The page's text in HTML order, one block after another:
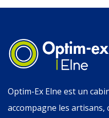
Optim-Ex Elne est un
accompagne les